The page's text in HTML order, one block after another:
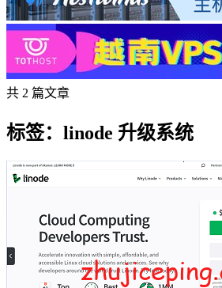
共 2 篇文章
标签：linode 升级系统